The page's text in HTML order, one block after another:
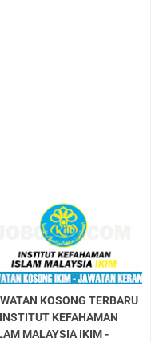
KOSONG TERBARU
KEFAHAMAN
MALAYSIA IKIM -